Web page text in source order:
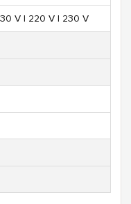
V | 220 V | 230 V